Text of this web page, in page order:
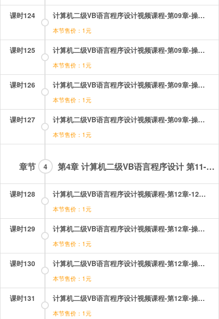
课时124 计算机二级VB语言程序设计视频课程-第09章-操作：过程之素数1.mp4
本节售价：1元
课时125 计算机二级VB语言程序设计视频课程-第09章-操作：过程之素数2.mp4
本节售价：1元
课时126 计算机二级VB语言程序设计视频课程-第09章-操作：过程之过程的简单应用.mp4
本节售价：1元
课时127 计算机二级VB语言程序设计视频课程-第09章-操作：过程的分类.mp4
本节售价：1元
章节 第4章 计算机二级VB语言程序设计 第11-16章
4
课时128 计算机二级VB语言程序设计视频课程-第12章-12对话框程序设计.mp4
本节售价：1元
课时129 计算机二级VB语言程序设计视频课程-第12章-操作：通用对话框.mp4
本节售价：1元
课时130 计算机二级VB语言程序设计视频课程-第12章-操作：通用对话框基础操作.mp4
本节售价：1元
课时131 计算机二级VB语言程序设计视频课程-第12章-操作：通用对话框的应用.mp4
本节售价：1元